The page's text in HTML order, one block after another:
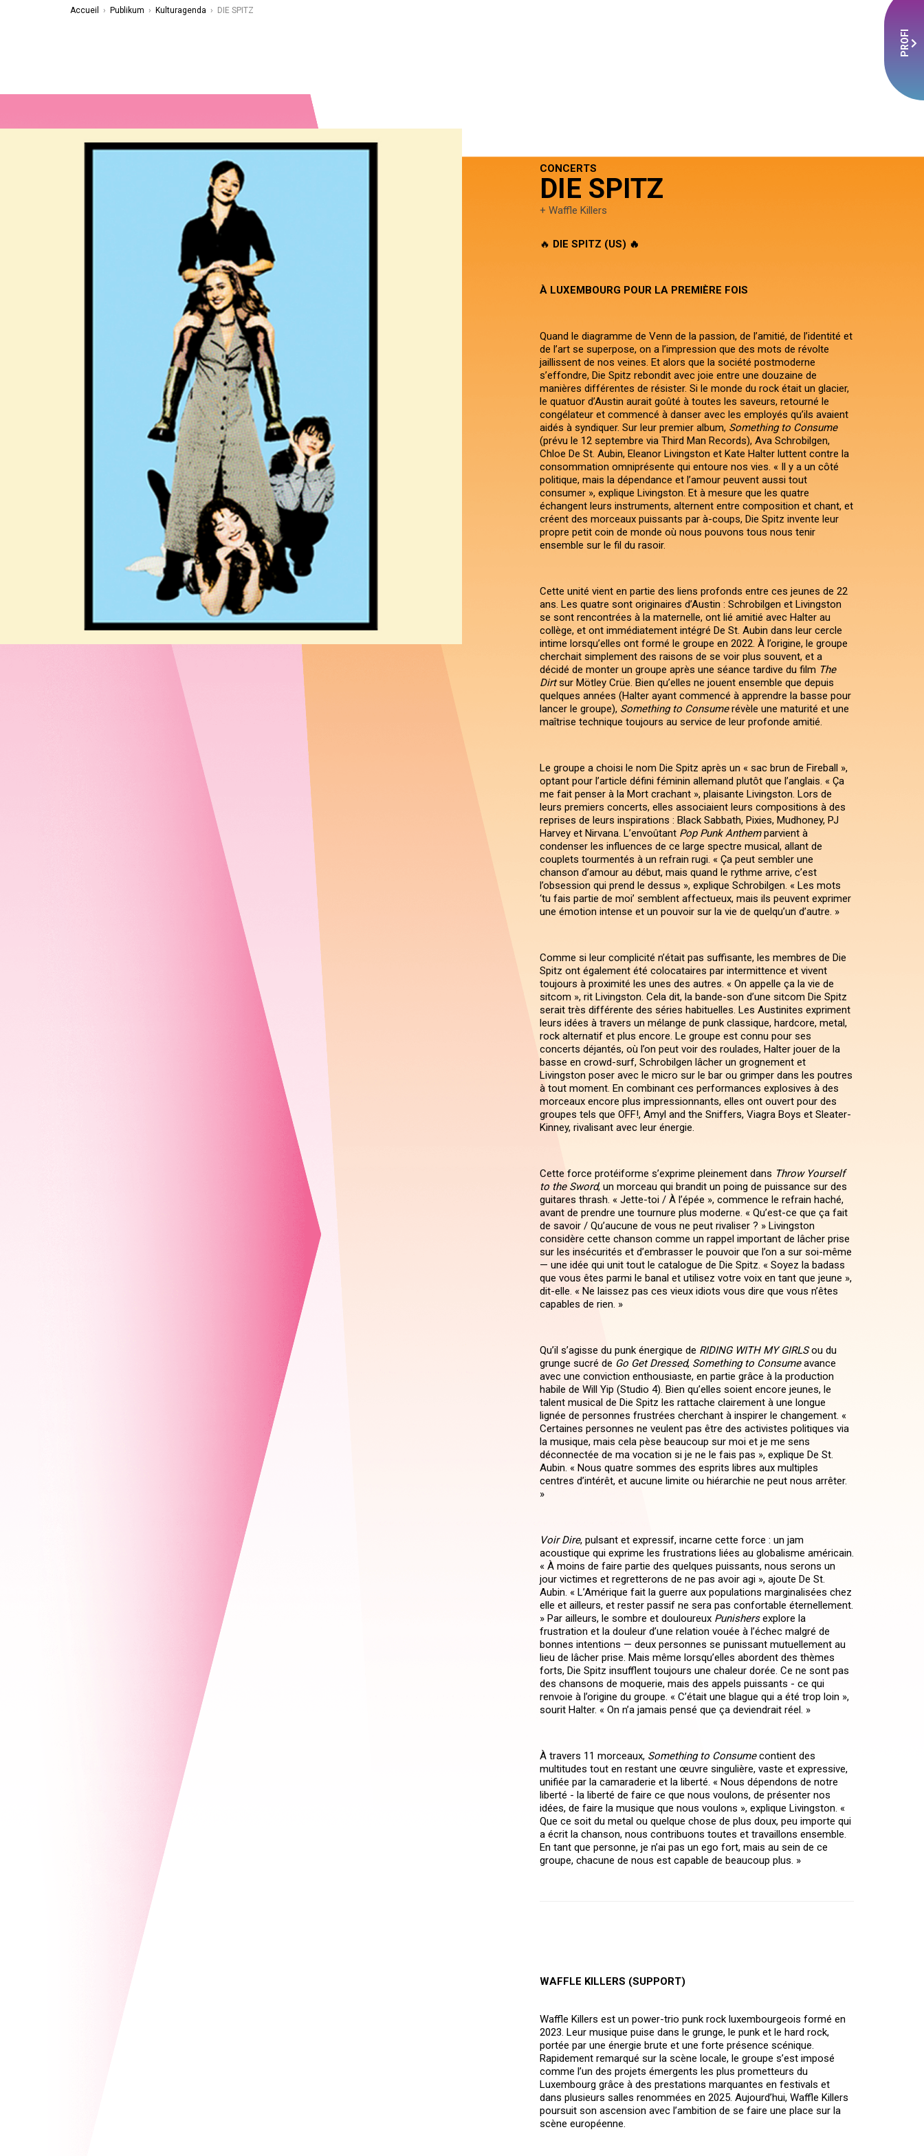
PROFI
Accueil › Publikum › Kulturagenda › DIE SPITZ
CONCERTS
DIE SPITZ
+ Waffle Killers
🔥 DIE SPITZ (US) 🔥
À LUXEMBOURG POUR LA PREMIÈRE FOIS
Quand le diagramme de Venn de la passion, de l’amitié, de l’identité et
de l’art se superpose, on a l’impression que des mots de révolte
jaillissent de nos veines. Et alors que la société postmoderne
s’effondre, Die Spitz rebondit avec joie entre une douzaine de
manières différentes de résister. Si le monde du rock était un glacier,
le quatuor d’Austin aurait goûté à toutes les saveurs, retourné le
congélateur et commencé à danser avec les employés qu’ils avaient
aidés à syndiquer. Sur leur premier album, Something to Consume
(prévu le 12 septembre via Third Man Records), Ava Schrobilgen,
Chloe De St. Aubin, Eleanor Livingston et Kate Halter luttent contre la
consommation omniprésente qui entoure nos vies. « Il y a un côté
politique, mais la dépendance et l’amour peuvent aussi tout
consumer », explique Livingston. Et à mesure que les quatre
échangent leurs instruments, alternent entre composition et chant, et
créent des morceaux puissants par à-coups, Die Spitz invente leur
propre petit coin de monde où nous pouvons tous nous tenir
ensemble sur le fil du rasoir.
Cette unité vient en partie des liens profonds entre ces jeunes de 22
ans. Les quatre sont originaires d’Austin : Schrobilgen et Livingston
se sont rencontrées à la maternelle, ont lié amitié avec Halter au
collège, et ont immédiatement intégré De St. Aubin dans leur cercle
intime lorsqu’elles ont formé le groupe en 2022. À l’origine, le groupe
cherchait simplement des raisons de se voir plus souvent, et a
décidé de monter un groupe après une séance tardive du film The
Dirtsur Mötley Crüe. Bien qu’elles ne jouent ensemble que depuis
quelques années (Halter ayant commencé à apprendre la basse pour
lancer le groupe), Something to Consumerévèle une maturité et une
maîtrise technique toujours au service de leur profonde amitié.
Le groupe a choisi le nom Die Spitz après un « sac brun de Fireball »,
optant pour l’article défini féminin allemand plutôt que l’anglais. « Ça
me fait penser à la Mort crachant », plaisante Livingston. Lors de
leurs premiers concerts, elles associaient leurs compositions à des
reprises de leurs inspirations : Black Sabbath, Pixies, Mudhoney, PJ
Harvey et Nirvana. L’envoûtant Pop Punk Anthemparvient à
condenser les influences de ce large spectre musical, allant de
couplets tourmentés à un refrain rugi. « Ça peut sembler une
chanson d’amour au début, mais quand le rythme arrive, c’est
l’obsession qui prend le dessus », explique Schrobilgen. « Les mots
‘tu fais partie de moi’ semblent affectueux, mais ils peuvent exprimer
une émotion intense et un pouvoir sur la vie de quelqu’un d’autre. »
Comme si leur complicité n’était pas suffisante, les membres de Die
Spitz ont également été colocataires par intermittence et vivent
toujours à proximité les unes des autres. « On appelle ça la vie de
sitcom », rit Livingston. Cela dit, la bande-son d’une sitcom Die Spitz
serait très différente des séries habituelles. Les Austinites expriment
leurs idées à travers un mélange de punk classique, hardcore, metal,
rock alternatif et plus encore. Le groupe est connu pour ses
concerts déjantés, où l’on peut voir des roulades, Halter jouer de la
basse en crowd-surf, Schrobilgen lâcher un grognement et
Livingston poser avec le micro sur le bar ou grimper dans les poutres
à tout moment. En combinant ces performances explosives à des
morceaux encore plus impressionnants, elles ont ouvert pour des
groupes tels que OFF!, Amyl and the Sniffers, Viagra Boys et Sleater-
Kinney, rivalisant avec leur énergie.
Cette force protéiforme s’exprime pleinement dans Throw Yourself
to the Sword, un morceau qui brandit un poing de puissance sur des
guitares thrash. « Jette-toi / À l’épée », commence le refrain haché,
avant de prendre une tournure plus moderne. « Qu’est-ce que ça fait
de savoir / Qu’aucune de vous ne peut rivaliser ? » Livingston
considère cette chanson comme un rappel important de lâcher prise
sur les insécurités et d’embrasser le pouvoir que l’on a sur soi-même
— une idée qui unit tout le catalogue de Die Spitz. « Soyez la badass
que vous êtes parmi le banal et utilisez votre voix en tant que jeune »,
dit-elle. « Ne laissez pas ces vieux idiots vous dire que vous n’êtes
capables de rien. »
Qu’il s’agisse du punk énergique de RIDING WITH MY GIRLSou du
grunge sucré de Go Get Dressed, Something to Consumeavance
avec une conviction enthousiaste, en partie grâce à la production
habile de Will Yip (Studio 4). Bien qu’elles soient encore jeunes, le
talent musical de Die Spitz les rattache clairement à une longue
lignée de personnes frustrées cherchant à inspirer le changement. «
Certaines personnes ne veulent pas être des activistes politiques via
la musique, mais cela pèse beaucoup sur moi et je me sens
déconnectée de ma vocation si je ne le fais pas », explique De St.
Aubin. « Nous quatre sommes des esprits libres aux multiples
centres d’intérêt, et aucune limite ou hiérarchie ne peut nous arrêter.
»
Voir Dire, pulsant et expressif, incarne cette force : un jam
acoustique qui exprime les frustrations liées au globalisme américain.
« À moins de faire partie des quelques puissants, nous serons un
jour victimes et regretterons de ne pas avoir agi », ajoute De St.
Aubin. « L’Amérique fait la guerre aux populations marginalisées chez
elle et ailleurs, et rester passif ne sera pas confortable éternellement.
» Par ailleurs, le sombre et douloureux Punishersexplore la
frustration et la douleur d’une relation vouée à l’échec malgré de
bonnes intentions — deux personnes se punissant mutuellement au
lieu de lâcher prise. Mais même lorsqu’elles abordent des thèmes
forts, Die Spitz insufflent toujours une chaleur dorée. Ce ne sont pas
des chansons de moquerie, mais des appels puissants - ce qui
renvoie à l’origine du groupe. « C’était une blague qui a été trop loin »,
sourit Halter. « On n’a jamais pensé que ça deviendrait réel. »
À travers 11 morceaux, Something to Consumecontient des
multitudes tout en restant une œuvre singulière, vaste et expressive,
unifiée par la camaraderie et la liberté. « Nous dépendons de notre
liberté - la liberté de faire ce que nous voulons, de présenter nos
idées, de faire la musique que nous voulons », explique Livingston. «
Que ce soit du metal ou quelque chose de plus doux, peu importe qui
a écrit la chanson, nous contribuons toutes et travaillons ensemble.
En tant que personne, je n’ai pas un ego fort, mais au sein de ce
groupe, chacune de nous est capable de beaucoup plus. »
WAFFLE KILLERS (SUPPORT)
Waffle Killers est un power-trio punk rock luxembourgeois formé en
2023. Leur musique puise dans le grunge, le punk et le hard rock,
portée par une énergie brute et une forte présence scénique.
Rapidement remarqué sur la scène locale, le groupe s’est imposé
comme l’un des projets émergents les plus prometteurs du
Luxembourg grâce à des prestations marquantes en festivals et
dans plusieurs salles renommées en 2025. Aujourd’hui, Waffle Killers
poursuit son ascension avec l’ambition de se faire une place sur la
scène européenne.